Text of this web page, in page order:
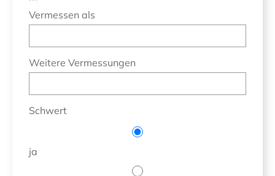
Vermessen als
Weitere Vermessungen
Schwert
ja